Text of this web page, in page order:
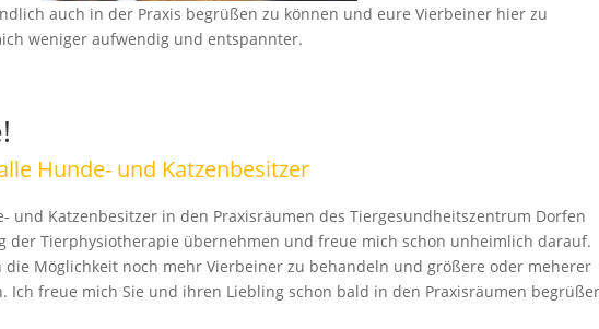
auch in der Praxis begrüßen zu können und eure Vierbeiner hier zu
weniger aufwendig und entspannter.
Hunde- und Katzenbesitzer
und Katzenbesitzer in den Praxisräumen des Tiergesundheitszentrum Dorfen
der Tierphysiotherapie übernehmen und freue mich schon unheimlich darauf.
die Möglichkeit noch mehr Vierbeiner zu behandeln und größere oder meherer
Ich freue mich Sie und ihren Liebling schon bald in den Praxisräumen